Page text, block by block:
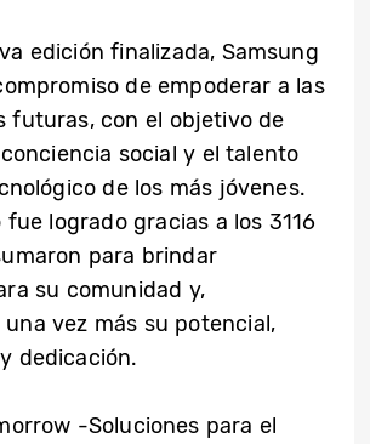
edición finalizada, Samsung
de empoderar a las
futuras, con el objetivo de
social y el talento
de los más jóvenes.
logrado gracias a los 3116
para brindar
su comunidad y,
vez más su potencial,
dedicación.
-Soluciones para el